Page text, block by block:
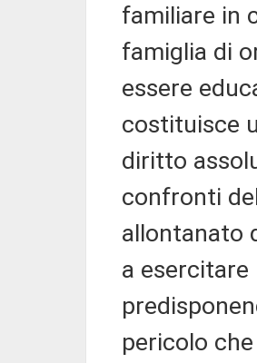
familiare in
famiglia di
essere
costituisce
diritto
confronti
allontanato
a
pericolo